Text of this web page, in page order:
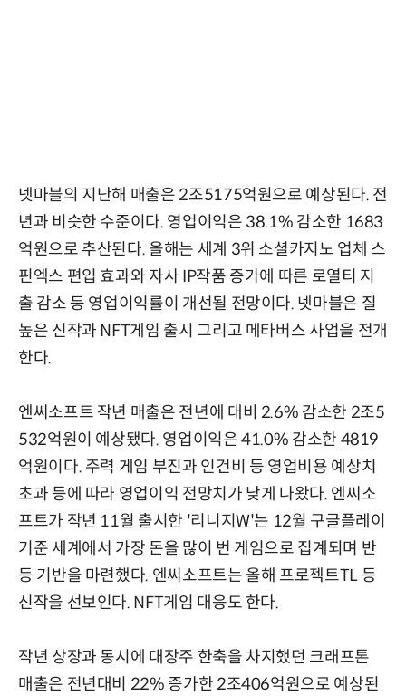
넷마블의 지난해 매출은 2조5175억원으로 예상된다. 전
년과 비슷한 수준이다. 영업이익은 38.1% 감소한 1683
억원으로 추산된다. 올해는 세계 3위 소셜카지노 업체 스
핀엑스 편입 효과와 자사 IP작품 증가에 따른 로열티 지
출 감소 등 영업이익률이 개선될 전망이다. 넷마블은 질
높은 신작과 NFT게임 출시 그리고 메타버스 사업을 전개
한다.
엔씨소프트 작년 매출은 전년에 대비 2.6% 감소한 2조5
532억원이 예상됐다. 영업이익은 41.0% 감소한 4819
억원이다. 주력 게임 부진과 인건비 등 영업비용 예상치
초과 등에 따라 영업이익 전망치가 낮게 나왔다. 엔씨소
프트가 작년 11월 출시한 '리니지W'는 12월 구글플레이
기준 세계에서 가장 돈을 많이 번 게임으로 집계되며 반
등 기반을 마련했다. 엔씨소프트는 올해 프로젝트TL 등
신작을 선보인다. NFT게임 대응도 한다.
작년 상장과 동시에 대장주 한축을 차지했던 크래프톤
매출은 전년대비 22% 증가한 2조406억원으로 예상된